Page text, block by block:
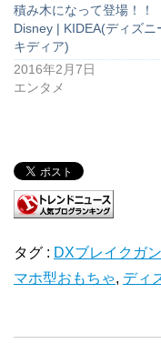
積み木になって登場！！
Disney | KIDEA(ディズニ
キディア)
2016年2月7日
エンタメ
タグ : DXブレイクガ
マホ型おもちゃ, ディ